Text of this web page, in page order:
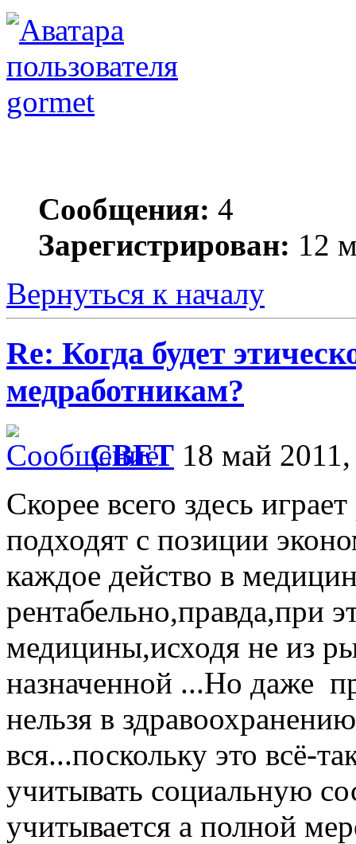
gormet
Сообщения: 4
Зарегистрирован: 12
Вернуться к началу
Re: Когда будет
медработникам?
СВЕТ 18 май
Скорее всего здесь
подходят с позиции
каждое действо в
рентабельно,правда,при
медицины,исходя не из
назначенной ...Но даже
нельзя в
вся...поскольку это всё-
учитывать социальную
учитывается а полной